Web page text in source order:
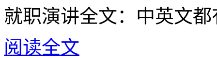
就职演讲全文：中英文都
阅读全文